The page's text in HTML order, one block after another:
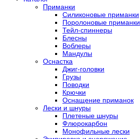
Приманки
Силиконовые приманки
Поролоновые приманки
Тейл-спиннеры
Блесны
Воблеры
Мандулы
Оснастка
Джиг-головки
Грузы
Поводки
Крючки
Оснащение приманок
Лески и шнуры
Плетеные шнуры
Флюрокарбон
Монофильные лески